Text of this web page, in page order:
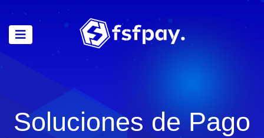
Soluciones de Pago